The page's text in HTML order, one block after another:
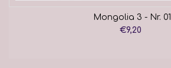
Mongolia 3 - Nr. 01
€9,20